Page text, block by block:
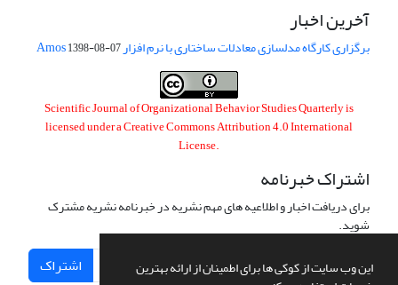
این وب سایت از کوکی ها برای اطمینان از ارائه بهترین
آخرین اخبار
برگزاری کارگاه مدلسازی معادلات ساختاری با نرم افزار Amos1398-08-07
Scientific Journal of Organizational Behavior Studies Quarterly is
licensed under aCreative Commons Attribution 4.0 International
License.
اشتراک خبرنامه
برای دریافت اخبار و اطلاعیه های مهم نشریه در خبرنامه نشریه مشترک
شوید.
اشتراک